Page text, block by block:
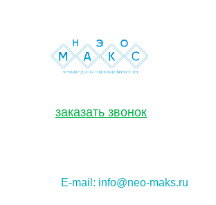
M А К С
Н Э О
ВРЕМЯ ПРЕДОСТАВЛЯТЬ МАКСИМУМ УСЛУГ
заказать звонок
E-mail: info@neo-maks.ru